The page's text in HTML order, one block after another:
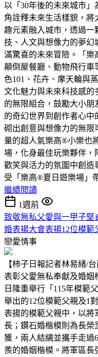
以「30年後的未來城市
角詮釋未來生活樣貌，
趣元素融入城市，透過
技、人文與想像力的夢幻
滿驚喜的未來冒險。「
顛倒屋餐廳、動物飛行車
色101、花卉、摩天輪與
文化魅力與未來科技感
的無限組合，鼓勵大小朋
的奇幻世界到創作者心
砌出創意與想像力的無限
量的超人氣樂高®小樂也
場，化身最佳玩樂夥伴，
歡笑與活力的氛圍中創造
受「樂高®夏日遊樂場」
繼續閱讀
1週前
致敬無私父愛與一甲子堅
婚表揚大會表揚12位模範
戀愛情事
【柿子日報記者林易緒/
表彰父愛無私奉獻及婚姻
日隆重舉行「115年模範
舉出的12位模範父親及1
表揚的模範父親中，以將
長；鑽石婚楷模則為長榮
獲，兩人結縭並攜手走過
羨的婚姻楷模。將軍區長